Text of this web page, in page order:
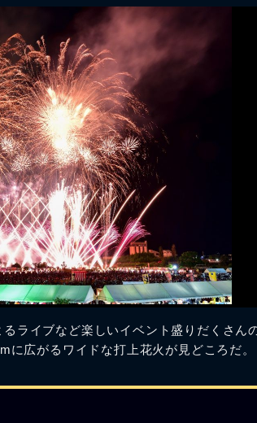
ライブなど楽しいイベント盛りだくさん
に広がるワイドな打上花火が見どころだ。